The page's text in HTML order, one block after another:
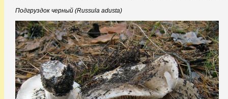
Подгруздок черный (Russula adusta)